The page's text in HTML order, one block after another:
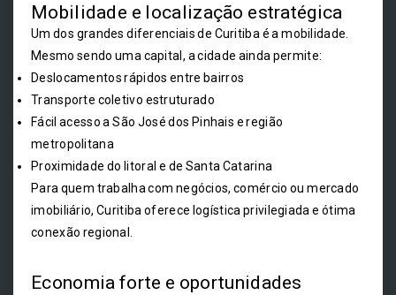
Mobilidade e localização estratégica
Um dos grandes diferenciais de Curitiba é a mobilidade.
Mesmo sendo uma capital, a cidade ainda permite:
Deslocamentos rápidos entre bairros
Transporte coletivo estruturado
Fácil acesso a São José dos Pinhais e região
metropolitana
Proximidade do litoral e de Santa Catarina
Para quem trabalha com negócios, comércio ou mercado
imobiliário, Curitiba oferece logística privilegiada e ótima
conexão regional.
Economia forte e oportunidades